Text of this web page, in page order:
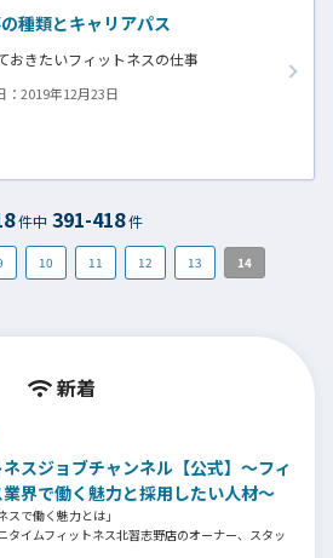
種類とキャリアパス
おきたいフィットネスの仕事
： 2019年12月23日
件中 391-418件
10 11 12 13 14
新着
スジョブチャンネル【公式】～フィ
業界で働く魅力と採用したい人材～
スで働く魅力とは」
タイムフィットネス北習志野店のオーナー、スタッ